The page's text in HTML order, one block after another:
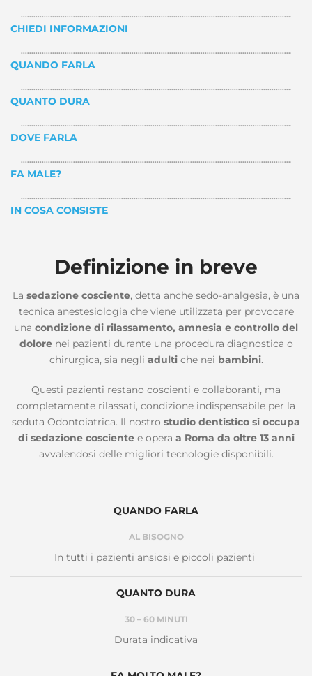
CHIEDI INFORMAZIONI
QUANDO FARLA
QUANTO DURA
DOVE FARLA
FA MALE?
IN COSA CONSISTE
Definizione in breve
La sedazione cosciente, detta anche sedo-analgesia, è una
tecnica anestesiologia che viene utilizzata per provocare
una condizione di rilassamento, amnesia e controllo del
dolorenei pazienti durante una procedura diagnostica o
chirurgica, sia negli adultiche nei bambini.
Questi pazienti restano coscienti e collaboranti, ma
completamente rilassati, condizione indispensabile per la
seduta Odontoiatrica. Il nostro studio dentistico si occupa
di sedazione coscientee opera a Roma da oltre 13 anni
avvalendosi delle migliori tecnologie disponibili.
QUANDO FARLA
AL BISOGNO
In tutti i pazienti ansiosi e piccoli pazienti
QUANTO DURA
30 – 60 MINUTI
Durata indicativa